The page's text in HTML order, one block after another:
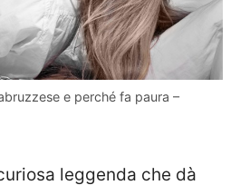
e perché fa paura –
leggenda che dà